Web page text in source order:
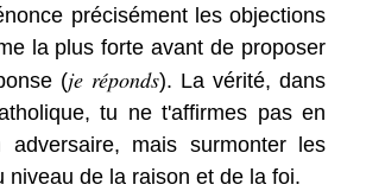
précisément les objections
la plus forte avant de proposer
(je réponds). La vérité, dans
tu ne t'affirmes pas en
adversaire, mais surmonter les
niveau de la raison et de la foi.